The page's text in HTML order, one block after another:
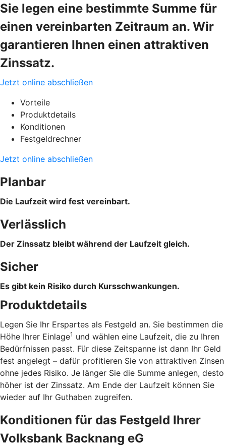
Sie legen eine bestimmte Summe für
einen vereinbarten Zeitraum an. Wir
garantieren Ihnen einen attraktiven
Zinssatz.
Jetzt online abschließen
Vorteile
Produktdetails
Konditionen
Festgeldrechner
Jetzt online abschließen
Planbar
Die Laufzeit wird fest vereinbart.
Verlässlich
Der Zinssatz bleibt während der Laufzeit gleich.
Sicher
Es gibt kein Risiko durch Kursschwankungen.
Produktdetails
Legen Sie Ihr Erspartes als Festgeld an. Sie bestimmen die
Höhe Ihrer Einlage1 und wählen eine Laufzeit, die zu Ihren
Bedürfnissen passt. Für diese Zeitspanne ist dann Ihr Geld
fest angelegt – dafür profitieren Sie von attraktiven Zinsen
ohne jedes Risiko. Je länger Sie die Summe anlegen, desto
höher ist der Zinssatz. Am Ende der Laufzeit können Sie
wieder auf Ihr Guthaben zugreifen.
Konditionen für das Festgeld Ihrer
Volksbank Backnang eG